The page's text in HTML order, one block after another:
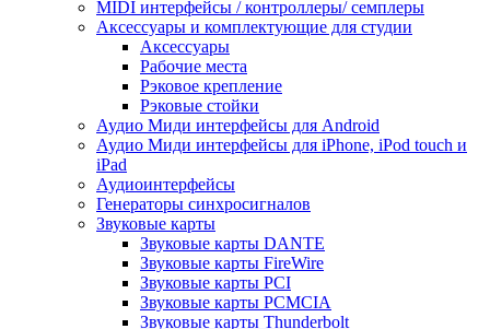
MIDI интерфейсы / контроллеры/ семплеры
Аксессуары и комплектующие для студии
Аксессуары
Рабочие места
Рэковое крепление
Рэковые стойки
Аудио Миди интерфейсы для Android
Аудио Миди интерфейсы для iPhone, iPod touch и
iPad
Аудиоинтерфейсы
Генераторы синхросигналов
Звуковые карты
Звуковые карты DANTE
Звуковые карты FireWire
Звуковые карты PCI
Звуковые карты PCMCIA
Звуковые карты Thunderbolt